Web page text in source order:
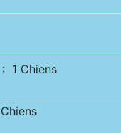
: 1 Chiens